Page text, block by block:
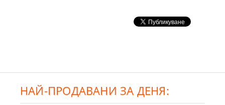
НАЙ-ПРОДАВАНИ ЗА ДЕНЯ: